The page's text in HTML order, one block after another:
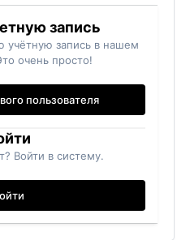
запись
учётную запись в нашем
очень просто!
пользователя
Войти в систему.